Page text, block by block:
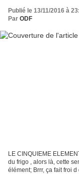
Publié le 13/11/2016 à
Par ODF
LE CINQUIEME ELEMENT LUC BESSON Bonjour à tous, les petits
du frigo , alors là, cette
élément; Brrr, ça fait froi